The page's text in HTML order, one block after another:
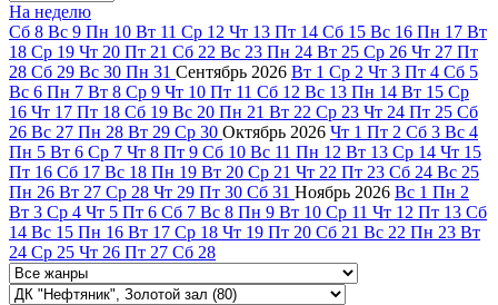
На неделю
Сб 8 Вс 9 Пн 10 Вт 11 Ср 12 Чт 13 Пт 14 Сб 15 Вс 16 Пн 17 Вт
18 Ср 19 Чт 20 Пт 21 Сб 22 Вс 23 Пн 24 Вт 25 Ср 26 Чт 27 Пт
28 Сб 29 Вс 30 Пн 31 Сентябрь 2026 Вт 1 Ср 2 Чт 3 Пт 4 Сб 5
Вс 6 Пн 7 Вт 8 Ср 9 Чт 10 Пт 11 Сб 12 Вс 13 Пн 14 Вт 15 Ср
16 Чт 17 Пт 18 Сб 19 Вс 20 Пн 21 Вт 22 Ср 23 Чт 24 Пт 25 Сб
26 Вс 27 Пн 28 Вт 29 Ср 30 Октябрь 2026 Чт 1 Пт 2 Сб 3 Вс 4
Пн 5 Вт 6 Ср 7 Чт 8 Пт 9 Сб 10 Вс 11 Пн 12 Вт 13 Ср 14 Чт 15
Пт 16 Сб 17 Вс 18 Пн 19 Вт 20 Ср 21 Чт 22 Пт 23 Сб 24 Вс 25
Пн 26 Вт 27 Ср 28 Чт 29 Пт 30 Сб 31 Ноябрь 2026 Вс 1 Пн 2
Вт 3 Ср 4 Чт 5 Пт 6 Сб 7 Вс 8 Пн 9 Вт 10 Ср 11 Чт 12 Пт 13 Сб
14 Вс 15 Пн 16 Вт 17 Ср 18 Чт 19 Пт 20 Сб 21 Вс 22 Пн 23 Вт
24 Ср 25 Чт 26 Пт 27 Сб 28